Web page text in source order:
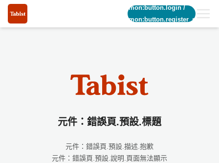
common:button.login/
common:button.register_short
元件：錯誤頁.預設.標題
元件：錯誤頁.預設.描述.抱歉
元件：錯誤頁.預設.說明.頁面無法顯示